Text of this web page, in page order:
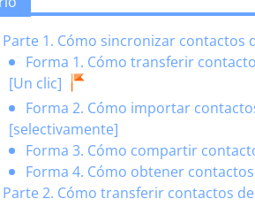
Parte 1. Cómo sincronizar contactos
Forma 1. Cómo transferir
[Un clic]
Forma 2. Cómo importar
[selectivamente]
Forma 3. Cómo compartir
Forma 4. Cómo obtener
Parte 2. Cómo transferir contactos